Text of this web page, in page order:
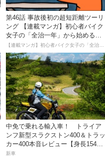
第46話 事故後初の超短距離ツーリ
ング 【連載マンガ】初心者バイク
女子の「全治一年」から始める起
死回生日記
【連載マンガ】初心者バイク女子の「全治一年」から始める起死回生日記
中免で乗れる輸入車！ トライア
ンフ新型スラクストン400＆トラッ
カー400本音レビュー【身長154cm
の足着きは？】
新車